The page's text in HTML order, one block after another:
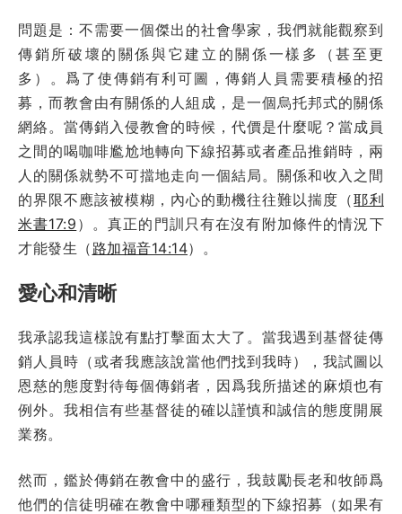
問題是：不需要一個傑出的社會學家，我們就能觀察到
傳銷所破壞的關係與它建立的關係一樣多（甚至更
多）。爲了使傳銷有利可圖，傳銷人員需要積極的招
募，而教會由有關係的人組成，是一個烏托邦式的關係
網絡。當傳銷入侵教會的時候，代價是什麼呢？當成員
之間的喝咖啡尷尬地轉向下線招募或者產品推銷時，兩
人的關係就勢不可擋地走向一個結局。關係和收入之間
的界限不應該被模糊，內心的動機往往難以揣度（耶利
米書17:9 ）。真正的門訓只有在沒有附加條件的情況下
才能發生（ 路加福音14:14）。
愛心和清晰
我承認我這樣說有點打擊面太大了。當我遇到基督徒傳
銷人員時（或者我應該說當他們找到我時），我試圖以
恩慈的態度對待每個傳銷者，因爲我所描述的麻煩也有
例外。我相信有些基督徒的確以謹慎和誠信的態度開展
業務。
然而，鑑於傳銷在教會中的盛行，我鼓勵長老和牧師爲
他們的信徒明確在教會中哪種類型的下線招募（如果有